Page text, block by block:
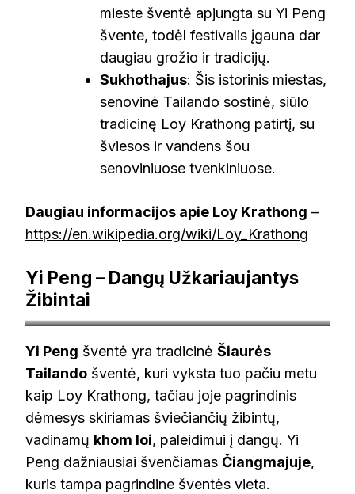
mieste šventė apjungta su Yi Peng
švente, todėl festivalis įgauna dar
daugiau grožio ir tradicijų.
Sukhothajus: Šis istorinis miestas,
senovinė Tailando sostinė, siūlo
tradicinę Loy Krathong patirtį, su
šviesos ir vandens šou
senoviniuose tvenkiniuose.
Daugiau informacijos apie Loy Krathong –
https://en.wikipedia.org/wiki/Loy_Krathong
Yi Peng – Dangų Užkariaujantys
Žibintai
theakyra.com
Yi Peng šventė yra tradicinė Šiaurės
Tailando šventė, kuri vyksta tuo pačiu metu
kaip Loy Krathong, tačiau joje pagrindinis
dėmesys skiriamas šviečiančių žibintų,
vadinamų khom loi, paleidimui į dangų. Yi
Peng dažniausiai švenčiamas Čiangmajuje,
kuris tampa pagrindine šventės vieta.